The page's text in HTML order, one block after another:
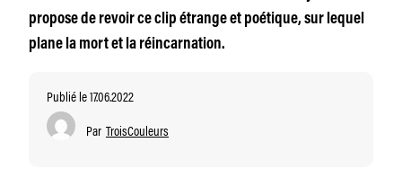
propose de revoir ce clip étrange et poétique, sur lequel
plane la mort et la réincarnation.
Publié le 17.06.2022
Par TroisCouleurs